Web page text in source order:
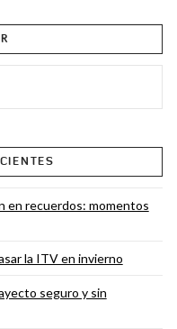
en recuerdos: momentos
la ITV en invierno
seguro y sin